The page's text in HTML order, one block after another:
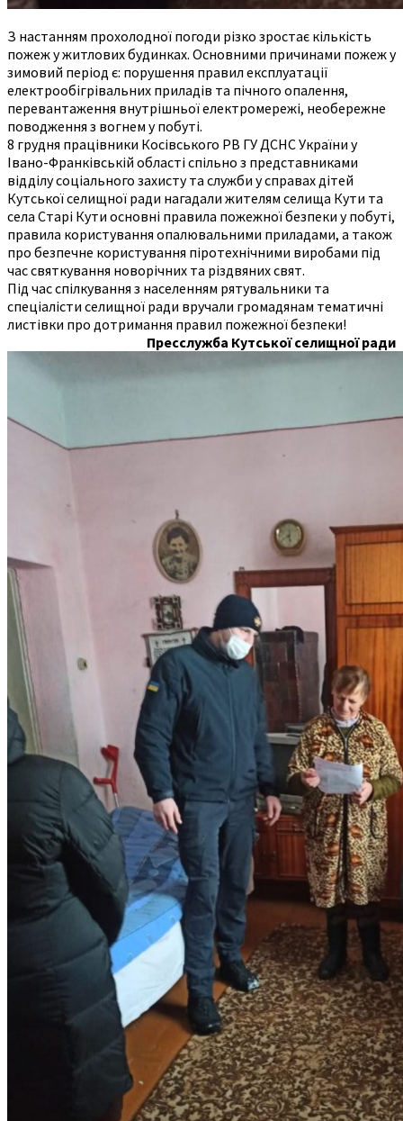
З настанням прохолодної погоди різко зростає кількість
пожеж у житлових будинках. Основними причинами пожеж у
зимовий період є: порушення правил експлуатації
електрообігрівальних приладів та пічного опалення,
перевантаження внутрішньої електромережі, необережне
поводження з вогнем у побуті.
8 грудня працівники Косівського РВ ГУ ДСНС України у
Івано-Франківській області спільно з представниками
відділу соціального захисту та служби у справах дітей
Кутської селищної ради нагадали жителям селища Кути та
села Старі Кути основні правила пожежної безпеки у побуті,
правила користування опалювальними приладами, а також
про безпечне користування піротехнічними виробами під
час святкування новорічних та різдвяних свят.
Під час спілкування з населенням рятувальники та
спеціалісти селищної ради вручали громадянам тематичні
листівки про дотримання правил пожежної безпеки!
Пресслужба Кутської селищної ради